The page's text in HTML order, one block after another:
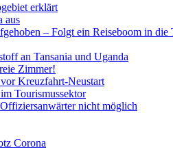
erklärt
aus
– Folgt ein Reiseboom in die
an Tansania und Uganda
Zimmer!
Kreuzfahrt-Neustart
Tourismussektor
nicht möglich
Corona